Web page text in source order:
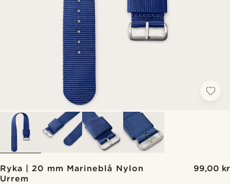
Ryka | 20 mm Marineblå Nylon
Urrem
99,00 kr